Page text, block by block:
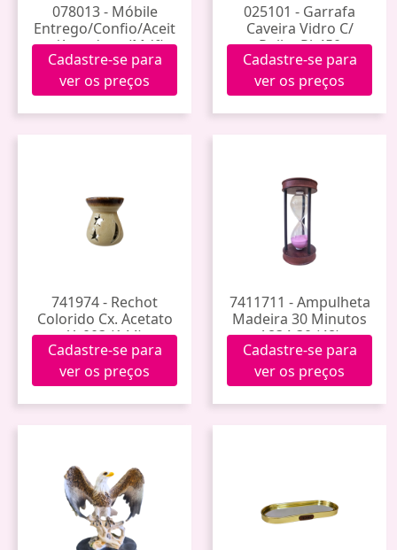
078013 - Móbile
Entrego/Confio/Aceit
o/Agradeço (Mdf)
Cadastre-se para
ver os preços
025101 - Garrafa
Caveira Vidro C/
Rolha Rl-450
Cadastre-se para
ver os preços
741974 - Rechot
Colorido Cx. Acetato
Yy003 (144)
Cadastre-se para
ver os preços
7411711 - Ampulheta
Madeira 30 Minutos
A834-30 (48)
Cadastre-se para
ver os preços